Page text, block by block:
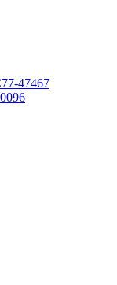
47467